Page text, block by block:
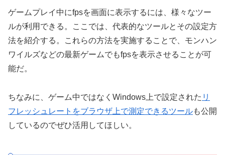
ゲームプレイ中にfpsを画面に表示するには、様々なツー
ルが利用できる。ここでは、代表的なツールとその設定方
法を紹介する。これらの方法を実施することで、モンハン
ワイルズなどの最新ゲームでもfpsを表示させることが可
能だ。
ちなみに、ゲーム中ではなくWindows上で設定された リ
フレッシュレートをブラウザ上で測定できるツールも公開
しているのでぜひ活用してほしい。